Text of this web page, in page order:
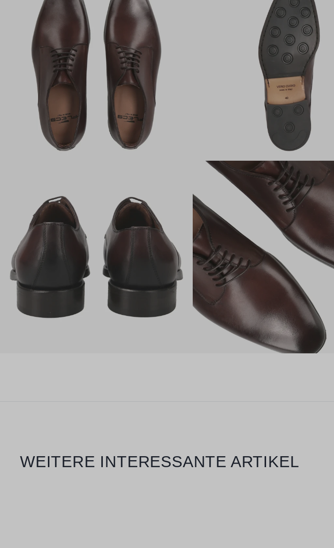
Produktgalerie überspringen
WEITERE INTERESSANTE ARTIKEL